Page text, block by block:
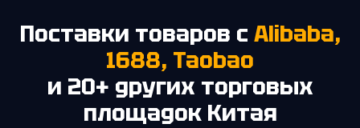
Поставки товаров с Alibaba,
1688, Taobao
и 20+ других торговых
площадок Китая